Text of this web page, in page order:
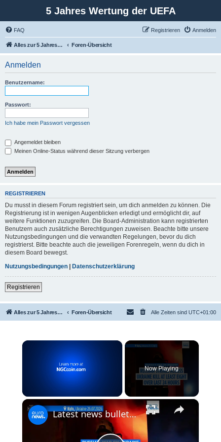
5 Jahres Wertung der UEFA
FAQ Anmelden
Registrieren
Alles zur 5 Jahreswertung / Tabelle der UEFA mit vielen Statistiken. Foren-Übersicht
Anmelden
Benutzername:
Passwort:
Ich habe mein Passwort vergessen
Angemeldet bleiben
Meinen Online-Status während dieser Sitzung verbergen
REGISTRIEREN
Du musst in diesem Forum registriert sein, um dich anmelden zu können. Die
Registrierung ist in wenigen Augenblicken erledigt und ermöglicht dir, auf
weitere Funktionen zuzugreifen. Die Board-Administration kann registrierten
Benutzern auch zusätzliche Berechtigungen zuweisen. Beachte bitte unsere
Nutzungsbedingungen und die verwandten Regelungen, bevor du dich
registrierst. Bitte beachte auch die jeweiligen Forenregeln, wenn du dich in
diesem Board bewegst.
Nutzungsbedingungen | Datenschutzerklärung
Registrieren
Alles zur 5 Jahreswertung / Tabelle der UEFA mit vielen Statistiken. Foren-Übersicht Alle Zeiten sind UTC+01:00
×
Now Playing
×
Latest news bulletin | July 27th, 2026 – Morning